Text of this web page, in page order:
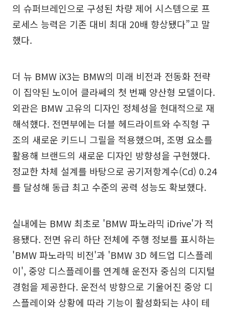
의 슈퍼브레인으로 구성된 차량 제어 시스템으로 프
로세스 능력은 기존 대비 최대 20배 향상됐다”고 말
했다.
더 뉴 BMW iX3는 BMW의 미래 비전과 전동화 전략
이 집약된 노이어 클라쎄의 첫 번째 양산형 모델이다.
외관은 BMW 고유의 디자인 정체성을 현대적으로 재
해석했다. 전면부에는 더블 헤드라이트와 수직형 구
조의 새로운 키드니 그릴을 적용했으며, 조명 요소를
활용해 브랜드의 새로운 디자인 방향성을 구현했다.
정교한 차체 설계를 바탕으로 공기저항계수(Cd) 0.24
를 달성해 동급 최고 수준의 공력 성능도 확보했다.
실내에는 BMW 최초로 'BMW 파노라믹 iDrive'가 적
용됐다. 전면 유리 하단 전체에 주행 정보를 표시하는
'BMW 파노라믹 비전'과 'BMW 3D 헤드업 디스플레
이', 중앙 디스플레이를 연계해 운전자 중심의 디지털
경험을 제공한다. 운전석 방향으로 기울어진 중앙 디
스플레이와 상황에 따라 기능이 활성화되는 샤이 테